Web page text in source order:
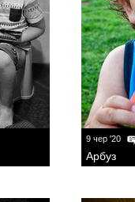
9 чер '20
Арбуз